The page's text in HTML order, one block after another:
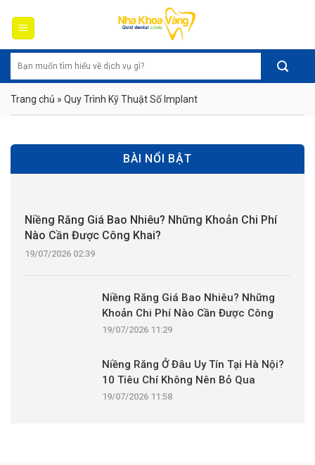
content
Trang chủ » Quy Trình Kỹ Thuật Số Implant
BÀI NỔI BẬT
Niềng Răng Giá Bao Nhiêu? Những Khoản Chi Phí
Nào Cần Được Công Khai?
19/07/2026 02:39
Niềng Răng Giá Bao Nhiêu? Những
Khoản Chi Phí Nào Cần Được Công
Khai?
19/07/2026 11:29
Niềng Răng Ở Đâu Uy Tín Tại Hà Nội?
10 Tiêu Chí Không Nên Bỏ Qua
19/07/2026 11:58